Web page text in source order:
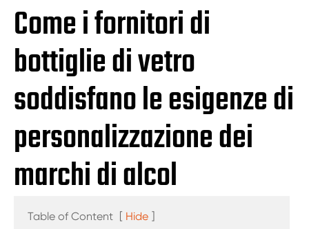
Come i fornitori di
bottiglie di vetro
soddisfano le esigenze di
personalizzazione dei
marchi di alcol
Table of Content [ Hide ]